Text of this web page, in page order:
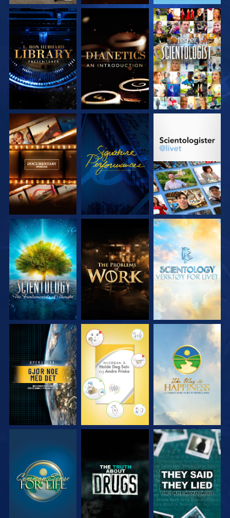
UTFORSK SERIEN UTFORSK SERIEN SE
UTFORSK SERIEN SE UTFORSK SERIEN
UTFORSK SERIEN UTFORSK SERIEN UTFORSK SERIEN
SE SE SE
SE SE